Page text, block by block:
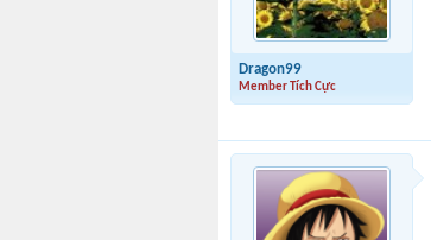
Dragon99
Member Tích Cực